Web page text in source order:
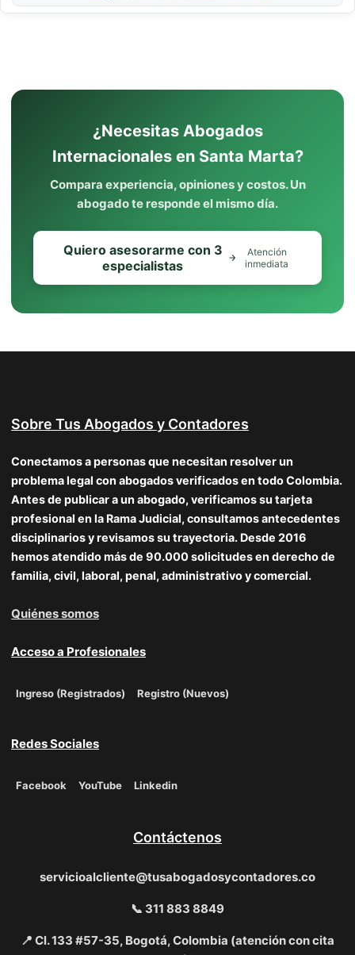
¿Necesitas Abogados
Internacionales en Santa Marta?
Compara experiencia, opiniones y costos. Un
abogado te responde el mismo día.
Quiero asesorarme con 3
especialistas
Atención
inmediata
Sobre Tus Abogados y Contadores
Conectamos a personas que necesitan resolver un
problema legal con abogados verificados en todo Colombia.
Antes de publicar a un abogado, verificamos su tarjeta
profesional en la Rama Judicial, consultamos antecedentes
disciplinarios y revisamos su trayectoria. Desde 2016
hemos atendido más de 90.000 solicitudes en derecho de
familia, civil, laboral, penal, administrativo y comercial.
Quiénes somos
Acceso a Profesionales
Ingreso (Registrados) Registro (Nuevos)
Redes Sociales
Facebook YouTube Linkedin
Contáctenos
servicioalcliente@tusabogadosycontadores.co
📞 311 883 8849
📍 Cl. 133 #57-35, Bogotá, Colombia (atención con cita